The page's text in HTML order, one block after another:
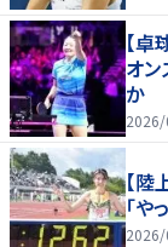
【
オ
か
【
「や